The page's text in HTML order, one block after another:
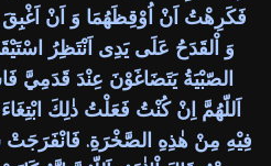
فَكَرِهْتُ اَنْ اُوْقِظَهُمَا وَ اَنْ اَغْبِقَ
وَ اْلقَدَحُ عَلَى يَدِى اَنْتَظِرُ
الصّبْيَةُ يَتَضَاغَوْنَ عِنْدَ قَدَمِيَّ
اَللّهُمَّ اِنْ كُنْتُ فَعَلْتُ ذٰلِكَ
فِيْهِ مِنْ هٰذِهِ الصَّخْرَةِ. فَانْفَرَجَتْ